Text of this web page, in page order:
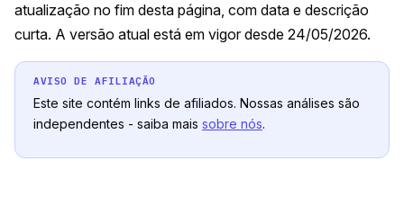
atualização no fim desta página, com data e descrição
curta. A versão atual está em vigor desde 24/05/2026.
Este site contém links de afiliados. Nossas análises são
independentes - saiba mais sobre nós.